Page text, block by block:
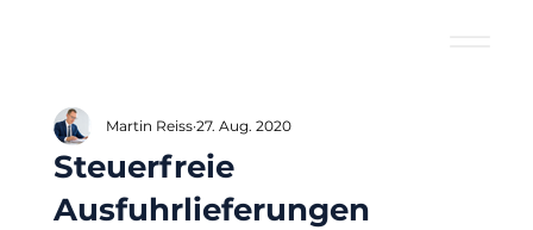
Steuerfreie
Ausfuhrlieferungen
Martin Reiss 27. Aug. 2020